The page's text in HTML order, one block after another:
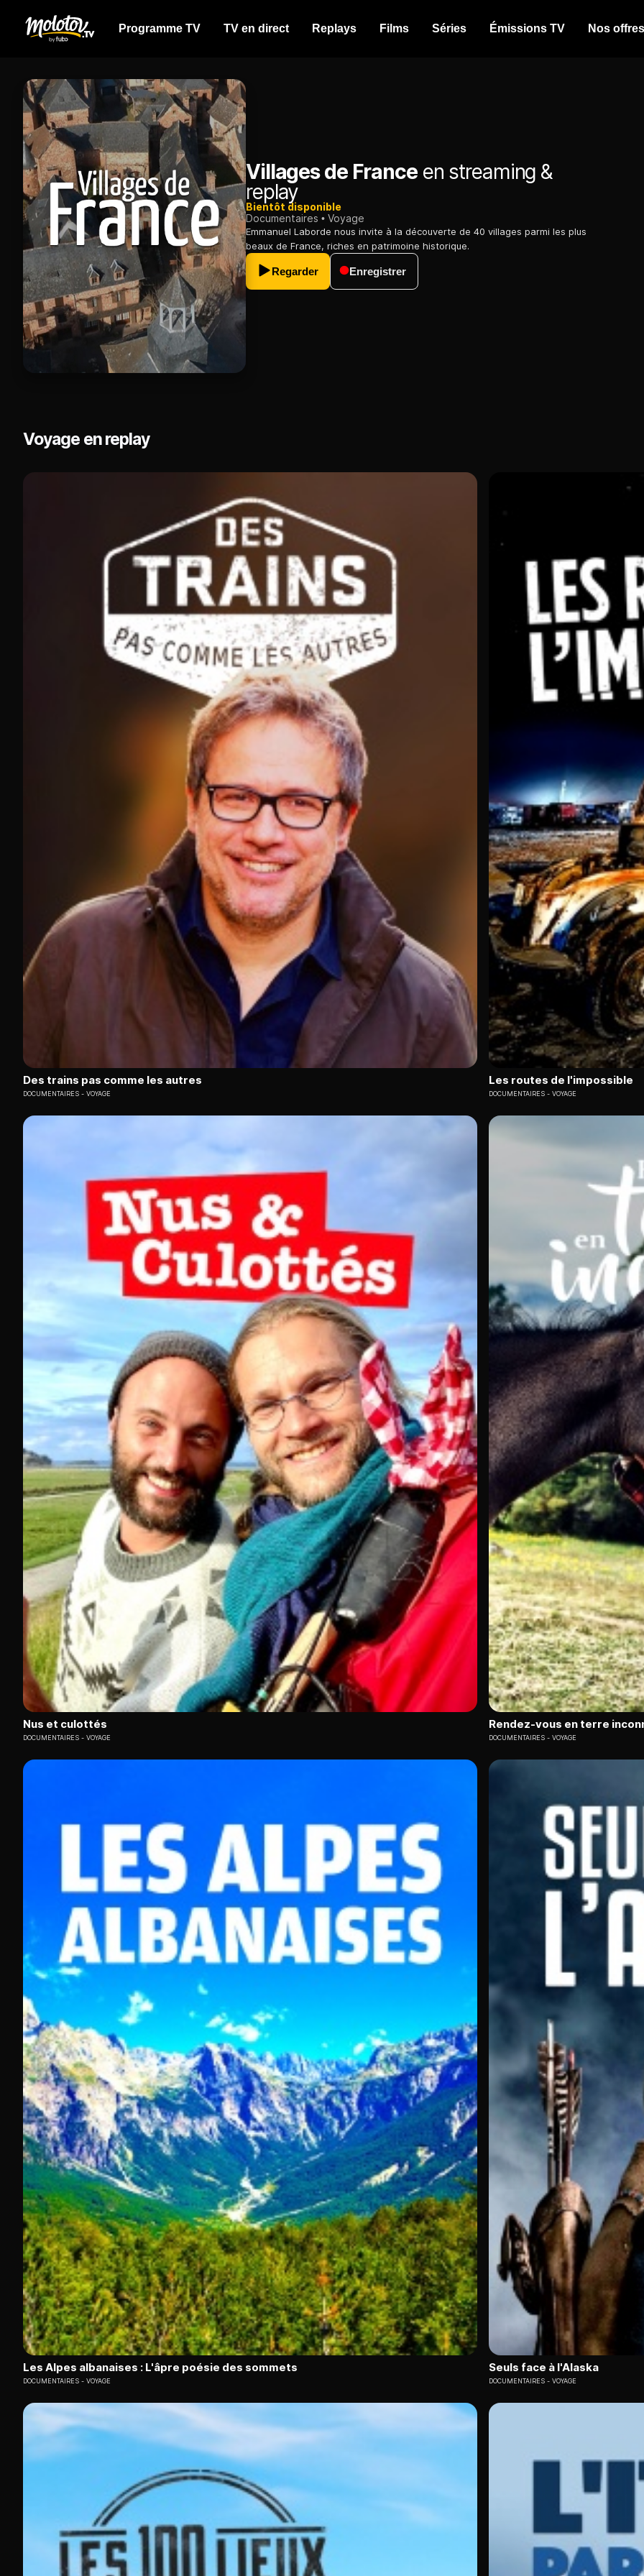
Programme TV TV en direct Replays Films Séries Émissions TV Nos offres
Villages de Franceen streaming &
replay
Bientôt disponible
Documentaires
Voyage
Emmanuel Laborde nous invite à la découverte de 40 villages parmi les plus
beaux de France, riches en patrimoine historique.
Regarder Enregistrer
Voyage en replay
Des trains pas comme les autres
DOCUMENTAIRES VOYAGE
Les routes de l'impossible
DOCUMENTAIRES VOYAGE
Nus et culottés
DOCUMENTAIRES VOYAGE
Rendez-vous en terre
DOCUMENTAIRES VOYAGE
Les Alpes albanaises : L'âpre poésie des sommets
DOCUMENTAIRES VOYAGE
Seuls face à l'Alaska
DOCUMENTAIRES VOYAGE